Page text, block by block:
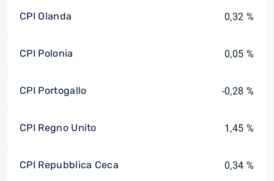
CPI Olanda 0,32 %
CPI Polonia 0,05 %
CPI Portogallo -0,28 %
CPI Regno Unito 1,45 %
CPI Repubblica Ceca 0,34 %